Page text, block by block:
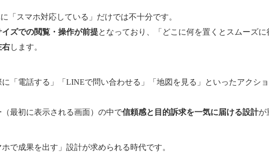
「スマホ対応している」だけでは不十分です。
ズでの閲覧・操作が前提となっており、「どこに何を置くとスムーズに
右します。
「電話する」「LINEで問い合わせる」「地図を見る」といったアクシ
最初に表示される画面）の中で信頼感と目的訴求を一気に届ける設計が
で成果を出す」設計が求められる時代です。